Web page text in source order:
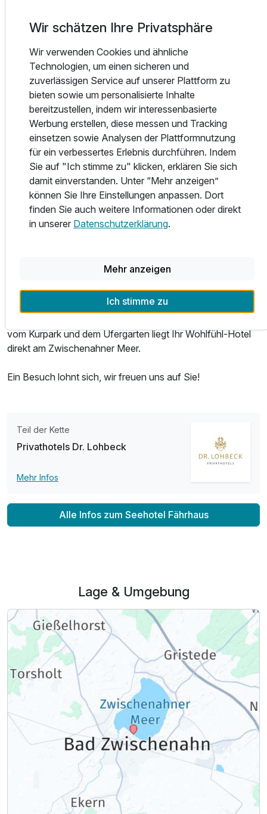
Für 4 Tage p.P. ab
Einzelzimmer seit. Seeblick
1 Erwachsenen
p.P. ab498,00 €
schönen Ammerland. Im Seehotel Fährhaus verbringen Sie
Ihren Urlaub direkt am Zwischenahner Meer. Die meisten
Zimmer verwöhnen Sie mit einem beeindruckenden
Panorama-Meerblick vom eigenen Balkon. In unserem
Restaurant Graf Luckner erleben Sie kulinarische Genüsse
direkt am Zwischenahner Meer – von rustikalen
Ammerländer Gerichten bis hin zum Feinschmeckermenü
der leichten Küche mit frischen regionalen Produkten.
Das Hotel liegt wunderbar ruhig und doch zentral, nur fünf
Gehminuten vom Ortskern entfernt. Dort laden viele
elegante Geschäfte des Kurortes zum Shopping ein.
Unser Schwimmbad ist über 2 Etagen und nur über Stufen
zum Becken erreichbar. Mit der finn. Sauna, römischen
Bad Zwischenahn gilt als die Perle des Ammerlandes.
Unser kleines „Städtchen“ liegt im Reizklima der südlichen
Nordsee. Die typischen reetgedeckten Ammerländer
vom Kurpark und dem Ufergarten liegt Ihr Wohlfühl-Hotel
direkt am Zwischenahner Meer.
Ein Besuch lohnt sich, wir freuen uns auf Sie!
Teil der Kette
Privathotels Dr. Lohbeck
Mehr Infos
Alle Infos zum Seehotel Fährhaus
Lage & Umgebung
Wir schätzen Ihre Privatsphäre
Wir verwenden Cookies und ähnliche
Technologien, um einen sicheren und
zuverlässigen Service auf unserer Plattform zu
bieten sowie um personalisierte Inhalte
bereitzustellen, indem wir interessenbasierte
Werbung erstellen, diese messen und Tracking
einsetzen sowie Analysen der Plattformnutzung
für ein verbessertes Erlebnis durchführen. Indem
Sie auf "Ich stimme zu" klicken, erklären Sie sich
damit einverstanden. Unter “Mehr anzeigen”
können Sie Ihre Einstellungen anpassen. Dort
finden Sie auch weitere Informationen oder direkt
in unserer Datenschutzerklärung.
Mehr anzeigen
Ich stimme zu